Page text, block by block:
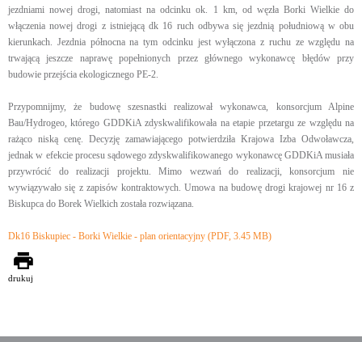
jezdniami nowej drogi, natomiast na odcinku ok. 1 km, od węzła Borki Wielkie do
włączenia nowej drogi z istniejącą dk 16 ruch odbywa się jezdnią południową w obu
kierunkach. Jezdnia północna na tym odcinku jest wyłączona z ruchu ze względu na
trwającą jeszcze naprawę popełnionych przez głównego wykonawcę błędów przy
budowie przejścia ekologicznego PE-2.
Przypomnijmy, że budowę szesnastki realizował wykonawca, konsorcjum Alpine
Bau/Hydrogeo, którego GDDKiA zdyskwalifikowała na etapie przetargu ze względu na
rażąco niską cenę. Decyzję zamawiającego potwierdziła Krajowa Izba Odwoławcza,
jednak w efekcie procesu sądowego zdyskwalifikowanego wykonawcę GDDKiA musiała
przywrócić do realizacji projektu. Mimo wezwań do realizacji, konsorcjum nie
wywiązywało się z zapisów kontraktowych. Umowa na budowę drogi krajowej nr 16 z
Biskupca do Borek Wielkich została rozwiązana.
Dk16 Biskupiec - Borki Wielkie - plan orientacyjny (PDF, 3.45 MB)
drukuj